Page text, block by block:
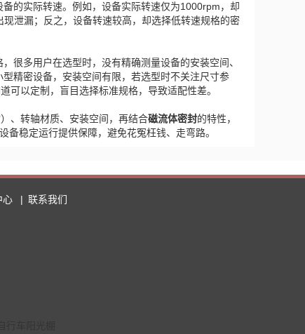
的实际转速。例如，设备实际转速仅为1000rpm，却
泄漏；反之，设备转速较高，却选择低转速规格的密
很多用户在选型时，没有精确测量设备的安装空间、
精密设备，安装空间有限，若选型时不关注尺寸参
可以定制，盲目选择标准规格，导致适配性差。
、转轴材质、安装空间，再结合磁流体密封的特性，
稳定运行提供保障，避免花冤枉钱、走弯路。
心 联系我们